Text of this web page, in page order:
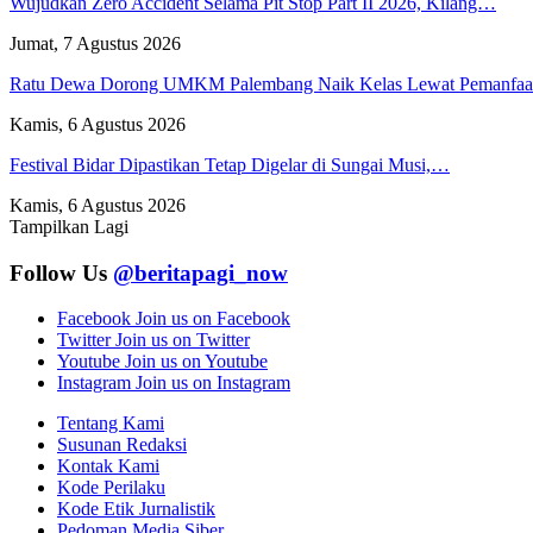
Jumat, 7 Agustus 2026
Ratu Dewa Dorong UMKM Palembang Naik Kelas Lewat
Kamis, 6 Agustus 2026
Festival Bidar Dipastikan Tetap Digelar di Sungai Musi,…
Kamis, 6 Agustus 2026
Tampilkan Lagi
Follow Us @beritapagi_now
Facebook Join us on Facebook
Twitter Join us on Twitter
Youtube Join us on Youtube
Instagram Join us on Instagram
Tentang Kami
Susunan Redaksi
Kontak Kami
Kode Perilaku
Kode Etik Jurnalistik